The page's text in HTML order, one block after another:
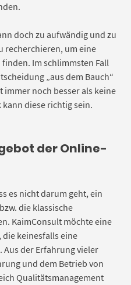
doch zu aufwändig und zu
recherchieren, um eine
Im schlimmsten Fall
„aus dem Bauch“
immer noch besser als keine
kann diese richtig sein.
der Online-
es nicht darum geht, ein
die klassische
KaimConsult möchte eine
keinesfalls eine
der Erfahrung vieler
und dem Betrieb von
Qualitätsmanagement